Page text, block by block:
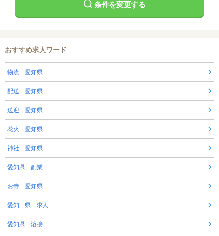
条件を変更する
おすすめ求人ワード
物流 愛知県
配送 愛知県
送迎 愛知県
花火 愛知県
神社 愛知県
愛知県 副業
お寺 愛知県
愛知 県 求人
愛知県 溶接